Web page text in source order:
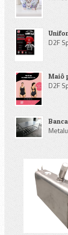
D2F
Maiô
D2F